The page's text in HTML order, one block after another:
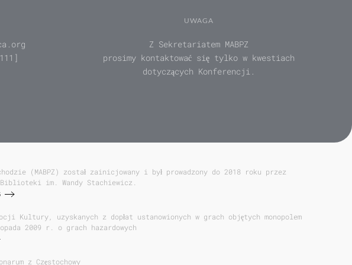
UWAGA
Z Sekretariatem MABPZ
prosimy kontaktować się tylko w kwestiach
dotyczących Konferencji.
(MABPZ) został zainicjowany i był prowadzony do 2018 roku przez
im. Wandy Stachiewicz.
Kultury, uzyskanych z dopłat ustanowionych w grach objętych monopolem
2009 r. o grach hazardowych
z Częstochowy